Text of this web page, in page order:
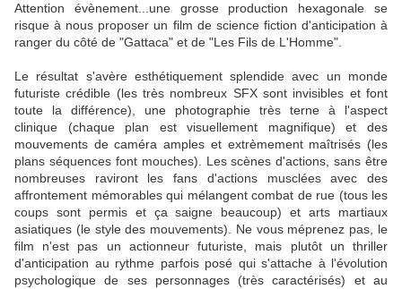
Attention évènement...une grosse production hexagonale se
risque à nous proposer un film de science fiction d'anticipation à
ranger du côté de "Gattaca" et de "Les Fils de L'Homme".
Le résultat s'avère esthétiquement splendide avec un monde
futuriste crédible (les très nombreux SFX sont invisibles et font
toute la différence), une photographie très terne à l'aspect
clinique (chaque plan est visuellement magnifique) et des
mouvements de caméra amples et extrèmement maîtrisés (les
plans séquences font mouches). Les scènes d'actions, sans être
nombreuses raviront les fans d'actions musclées avec des
affrontement mémorables qui mélangent combat de rue (tous les
coups sont permis et ça saigne beaucoup) et arts martiaux
asiatiques (le style des mouvements). Ne vous méprenez pas, le
film n'est pas un actionneur futuriste, mais plutôt un thriller
d'anticipation au rythme parfois posé qui s'attache à l'évolution
psychologique de ses personnages (très caractérisés) et au